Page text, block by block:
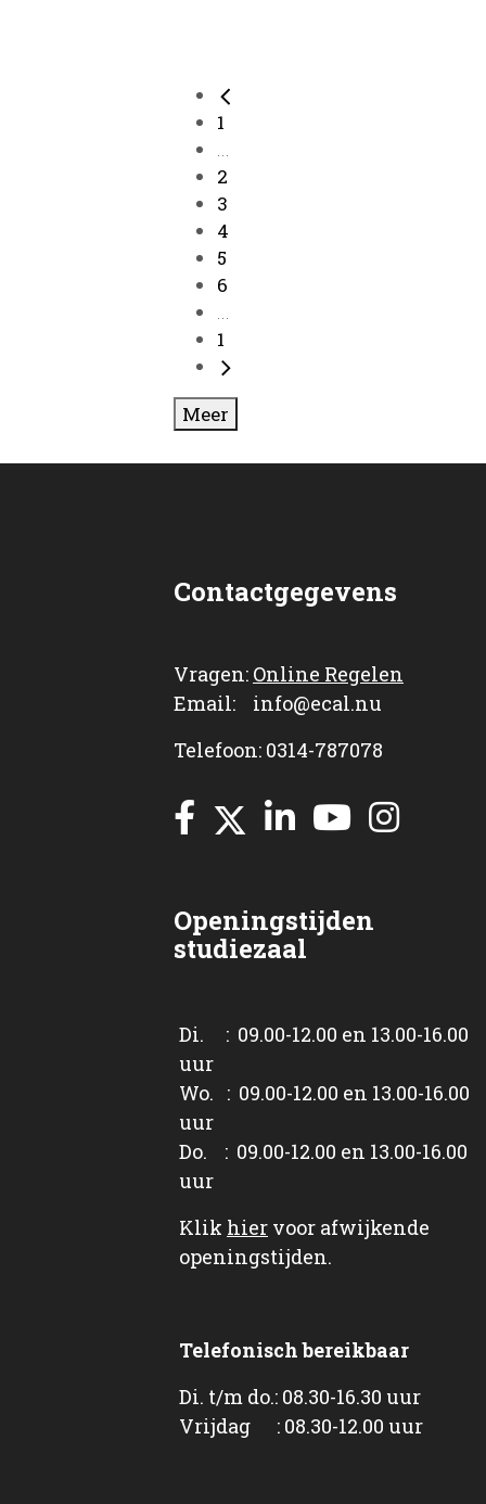
1
...
2
3
4
5
6
...
1
Meer
Contactgegevens
Vragen: Online Regelen
Email: info@ecal.nu
Telefoon: 0314-787078
Openingstijden
studiezaal
Di. : 09.00-12.00 en 13.00-16.00
uur
Wo. : 09.00-12.00 en 13.00-16.00
uur
Do. : 09.00-12.00 en 13.00-16.00
uur
Klik hier voor afwijkende
openingstijden.
Telefonisch bereikbaar
Di. t/m do.: 08.30-16.30 uur
Vrijdag : 08.30-12.00 uur